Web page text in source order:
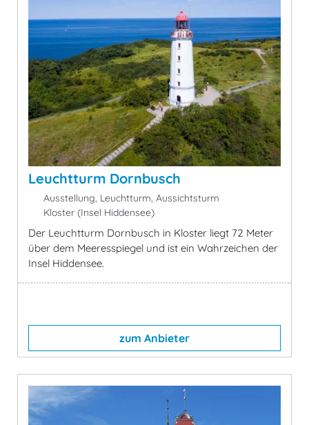
Leuchtturm Dornbusch
Ausstellung, Leuchtturm, Aussichtsturm
Kloster (Insel Hiddensee)
Der Leuchtturm Dornbusch in Kloster liegt 72 Meter
über dem Meeresspiegel und ist ein Wahrzeichen der
Insel Hiddensee.
zum Anbieter